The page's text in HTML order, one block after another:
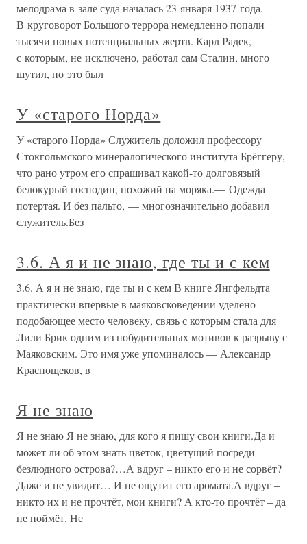
мелодрама в зале суда началась 23 января 1937 года.
В круговорот Большого террора немедленно попали
тысячи новых потенциальных жертв. Карл Радек,
с которым, не исключено, работал сам Сталин, много
шутил, но это был
У «старого Норда»
У «старого Норда» Служитель доложил профессору
Стокгольмского минералогического института Брёггеру,
что рано утром его спрашивал какой-то долговязый
белокурый господин, похожий на моряка.— Одежда
потертая. И без пальто, — многозначительно добавил
служитель.Без
3.6. А я и не знаю, где ты и с кем
3.6. А я и не знаю, где ты и с кем В книге Янгфельдта
практически впервые в маяковсковедении уделено
подобающее место человеку, связь с которым стала для
Лили Брик одним из побудительных мотивов к разрыву с
Маяковским. Это имя уже упоминалось — Александр
Краснощеков, в
Я не знаю
Я не знаю Я не знаю, для кого я пишу свои книги.Да и
может ли об этом знать цветок, цветущий посреди
безлюдного острова?…А вдруг – никто его и не сорвёт?
Даже и не увидит… И не ощутит его аромата.А вдруг –
никто их и не прочтёт, мои книги? А кто-то прочтёт – да
не поймёт. Не